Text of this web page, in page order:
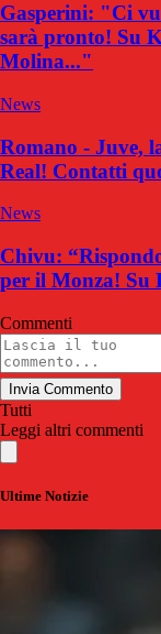
Gasperini: "Ci
sarà pronto! Su
Molina..."
News
Romano - Juve,
Real! Contatti
News
Chivu:
per il Monza!
Commenti
Invia Commento
Tutti
Leggi altri commenti
Ultime Notizie